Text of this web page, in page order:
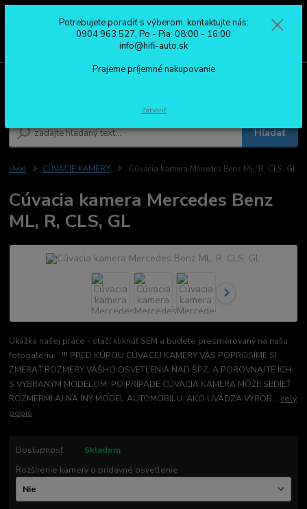
Hľadať
0904 963 527
Po - Pia: 08:00 - 16:00
Úvod CÚVACIE KAMERY Cúvacia kamera Mercedes Benz ML, R, CLS, GL
Cúvacia kamera Mercedes Benz
ML, R, CLS, GL
Ukážka našej práce - stačí kliknúť SEM a budete presmerovaný na našu
fotogalériu. !!! PRED KÚPOU CÚVACEJ KAMERY VÁS POPROSÍME SI
ZMERAŤ ROZMERY VÁŠHO OSVETLENIA NAD ŠPZ, A POROVNAJTE ICH
S VYBRANÝM MODELOM, PO PRÍPADE CÚVACIA KAMERA MÔŽE SEDIEŤ
ROZMERMI AJ NA INÝ MODEL AUTOMOBILU, AKO UVÁDZA VÝROB... celý
popis
Dostupnosť
Skladom
Rozšírenie kamery o prídavné osvetlenie
Potrebujete poradiť s výberom, kontaktujte nás:
0904 963 527, Po - Pia: 08:00 - 16:00
info@hifi-auto.sk
Prajeme príjemné nakupovanie
Zatvoriť